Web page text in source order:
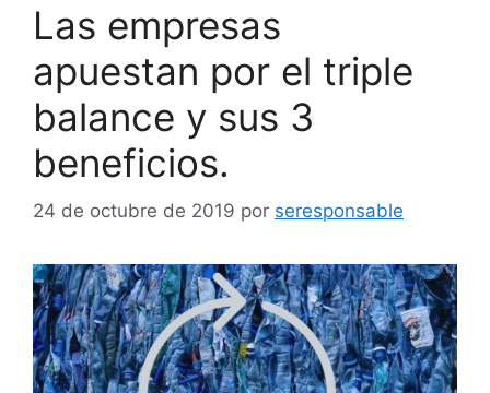
Las empresas
apuestan por el triple
balance y sus 3
beneficios.
24 de octubre de 2019 por seresponsable